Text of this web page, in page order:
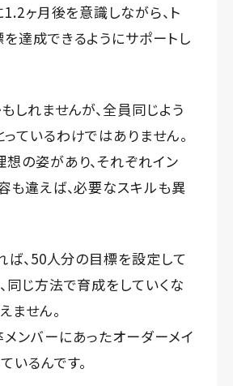
ヶ月後を意識しながら、ト
達成できるようにサポートし
しれませんが、全員同じよう
ているわけではありません。
の姿があり、それぞれイン
も違えば、必要なスキルも異
、50人分の目標を設定して
同じ方法で育成をしていくな
ません。
ンバーにあったオーダーメイ
いるんです。